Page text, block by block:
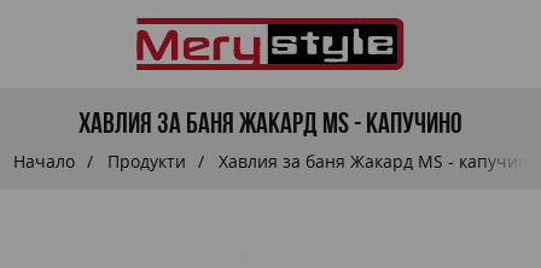
Хавлия за баня Жакард MS - капучино
Начало Продукти Хавлия за баня Жакард MS - капучино